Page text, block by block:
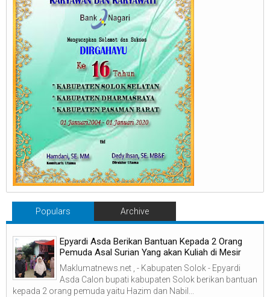
Populars Archive
Epyardi Asda Berikan Bantuan Kepada 2 Orang
Pemuda Asal Surian Yang akan Kuliah di Mesir
Maklumatnews.net , - Kabupaten Solok - Epyardi
Asda Calon bupati kabupaten Solok berikan bantuan
kepada 2 orang pemuda yaitu Hazim dan Nabil...